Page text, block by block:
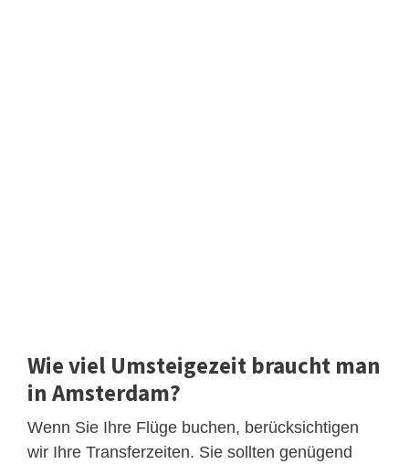
Wie viel Umsteigezeit braucht man
in Amsterdam?
Wenn Sie Ihre Flüge buchen, berücksichtigen
wir Ihre Transferzeiten. Sie sollten genügend